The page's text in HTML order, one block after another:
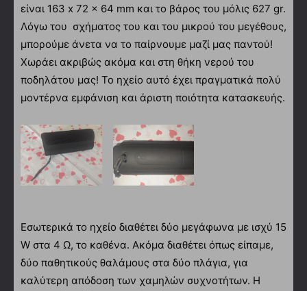
είναι 163 x 72 x 64 mm και το βάρος του μόλις 627 gr.
Λόγω του σχήματος του και του μικρού του μεγέθους,
μπορούμε άνετα να το παίρνουμε μαζί μας παντού!
Χωράει ακριβώς ακόμα και στη θήκη νερού του
ποδηλάτου μας! Το ηχείο αυτό έχει πραγματικά πολύ
μοντέρνα εμφάνιση και άριστη ποιότητα κατασκευής.
Εσωτερικά το ηχείο διαθέτει δύο μεγάφωνα με ισχύ 15
W στα 4 Ω, το καθένα. Ακόμα διαθέτει όπως είπαμε,
δύο παθητικούς θαλάμους στα δύο πλάγια, για
καλύτερη απόδοση των χαμηλών συχνοτήτων. Η